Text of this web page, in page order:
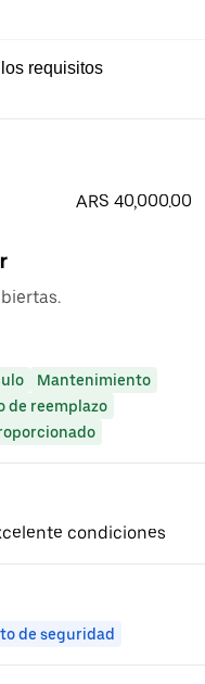
requisitos
ARS 40,000.00
Mantenimiento
de reemplazo
condiciones
de seguridad